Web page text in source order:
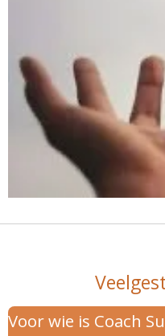
Voor wie is Coach